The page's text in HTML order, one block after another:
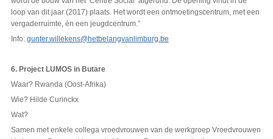
loop van dit jaar (2017) plaats. Het wordt een ontmoetingscentrum, met een
vergaderruimte, én een jeugdcentrum.”
Info: gunter.willekens@hetbelangvanlimburg.be
6. Project LUMOS in Butare
Waar? Rwanda (Oost-Afrika)
Wie? Hilde Curinckx
Wat?
Samen met enkele collega vroedvrouwen van de werkgroep Vroedvrouwen